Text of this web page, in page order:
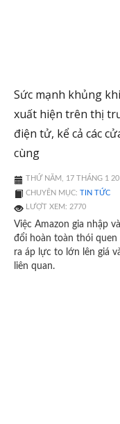
Sức mạnh khủng
xuất hiện trên thị
điện tử, kể cả các
cùng
THỨ NĂM, 17 THÁNG 1
CHUYÊN MỤC: TIN TỨC
LƯỢT XEM: 2770
Việc Amazon gia nhập
đổi hoàn toàn thói quen
ra áp lực to lớn lên giá
liên quan.